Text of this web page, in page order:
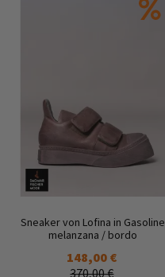
Sneaker von Lofina in Gasoline
melanzana / bordo
148,00 €
370,00 €